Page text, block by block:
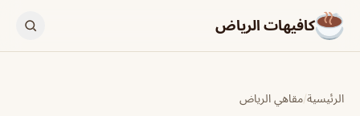
كافيهات الرياض
الرئيسية/مقاهي الرياض